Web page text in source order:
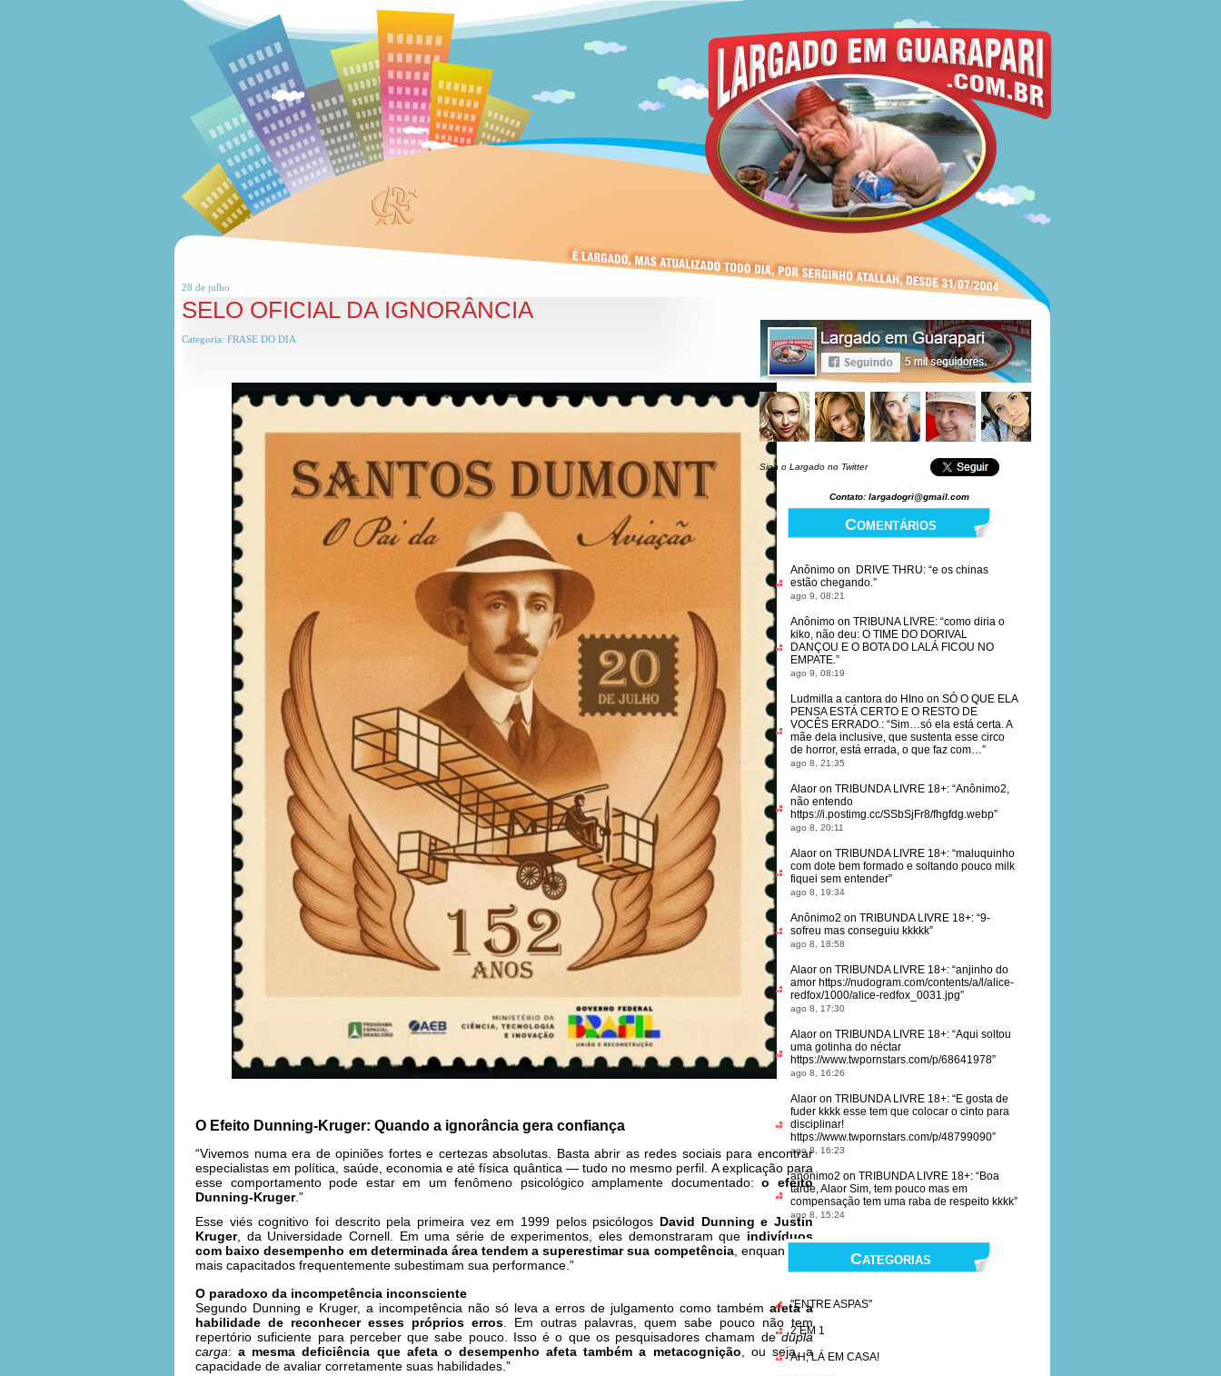
28 de julho
SELO OFICIAL DA IGNORÂNCIA
Categoria: FRASE DO DIA
O Efeito Dunning-Kruger: Quando a ignorância gera confiança
“Vivemos numa era de opiniões fortes e certezas absolutas. Basta abrir as redes sociais para encontrar
especialistas em política, saúde, economia e até física quântica — tudo no mesmo perfil. A explicação para
esse comportamento pode estar em um fenômeno psicológico amplamente documentado:o efeito
Dunning-Kruger.”
Esse viés cognitivo foi descrito pela primeira vez em 1999 pelos psicólogos David Dunning e Justin
Kruger, da Universidade Cornell. Em uma série de experimentos, eles demonstraram que indivíduos
com baixo desempenho em determinada área tendem a superestimar sua competência, enquanto os
mais capacitados frequentemente subestimam sua performance.”
O paradoxo da incompetência inconsciente
Segundo Dunning e Kruger, a incompetência não só leva a erros de julgamento como tambémafeta a
habilidade de reconhecer esses próprios erros. Em outras palavras, quem sabe pouco não tem
repertório suficiente para perceber que sabe pouco. Isso é o que os pesquisadores chamam dedupla
carga:a mesma deficiência que afeta o desempenho afeta também a metacognição, ou seja, a
capacidade de avaliar corretamente suas habilidades.”
Siga o Largado no Twitter
Contato: largadogri@gmail.com
Comentários
Anônimo on DRIVE THRU: “e os chinas
estão chegando.”
ago 9, 08:21
Anônimo on TRIBUNA LIVRE: “como diria o
kiko, não deu: O TIME DO DORIVAL
DANÇOU E O BOTA DO LALÁ FICOU NO
EMPATE.”
ago 9, 08:19
Ludmilla a cantora do HIno on SÓ O QUE ELA
PENSA ESTÁ CERTO E O RESTO DE
VOCÊS ERRADO.: “Sim…só ela está certa. A
mãe dela inclusive, que sustenta esse circo
de horror, está errada, o que faz com…”
ago 8, 21:35
Alaor on TRIBUNDA LIVRE 18+: “Anônimo2,
não entendo
https://i.postimg.cc/SSbSjFr8/fhgfdg.webp”
ago 8, 20:11
Alaor on TRIBUNDA LIVRE 18+: “maluquinho
com dote bem formado e soltando pouco milk
fiquei sem entender”
ago 8, 19:34
Anônimo2 on TRIBUNDA LIVRE 18+: “9-
sofreu mas conseguiu kkkkk”
ago 8, 18:58
Alaor on TRIBUNDA LIVRE 18+: “anjinho do
amor https://nudogram.com/contents/a/l/alice-
redfox/1000/alice-redfox_0031.jpg”
ago 8, 17:30
Alaor on TRIBUNDA LIVRE 18+: “Aqui soltou
uma gotinha do néctar
https://www.twpornstars.com/p/68641978”
ago 8, 16:26
Alaor on TRIBUNDA LIVRE 18+: “E gosta de
fuder kkkk esse tem que colocar o cinto para
disciplinar!
https://www.twpornstars.com/p/48799090”
ago 8, 16:23
anônimo2 on TRIBUNDA LIVRE 18+: “Boa
tarde, Alaor Sim, tem pouco mas em
compensação tem uma raba de respeito kkkk”
ago 8, 15:24
Categorias
"ENTRE ASPAS"
2 EM 1
AH, LÁ EM CASA!